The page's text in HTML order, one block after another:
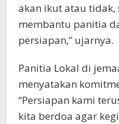
akan ikut atau tidak,
membantu panitia
persiapan,” ujarnya.
Panitia Lokal di
menyatakan
“Persiapan kami
kita berdoa agar